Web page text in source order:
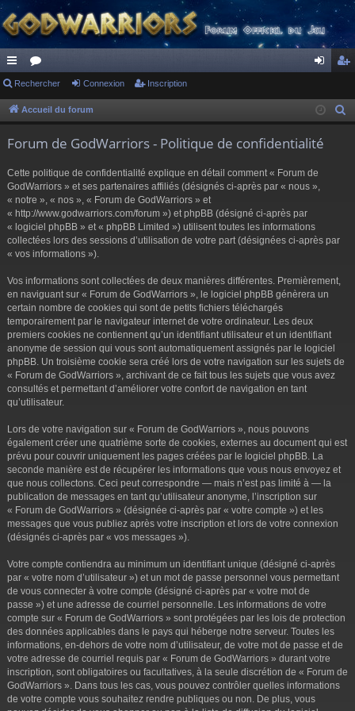
ac
co
s
or
u ne cri
Rechercher Connexion Inscription
Accueil du forum
Forum de GodWarriors - Politique de confidentialité
Cette politique de confidentialité explique en détail comment « Forum de
GodWarriors » et ses partenaires affiliés (désignés ci-après par « nous »,
« notre », « nos », « Forum de GodWarriors » et
« http://www.godwarriors.com/forum ») et phpBB (désigné ci-après par
« logiciel phpBB » et « phpBB Limited ») utilisent toutes les informations
collectées lors des sessions d’utilisation de votre part (désignées ci-après par
« vos informations »).
Vos informations sont collectées de deux manières différentes. Premièrement,
en naviguant sur « Forum de GodWarriors », le logiciel phpBB génèrera un
certain nombre de cookies qui sont de petits fichiers téléchargés
temporairement par le navigateur internet de votre ordinateur. Les deux
premiers cookies ne contiennent qu’un identifiant utilisateur et un identifiant
anonyme de session qui vous sont automatiquement assignés par le logiciel
phpBB. Un troisième cookie sera créé lors de votre navigation sur les sujets de
« Forum de GodWarriors », archivant de ce fait tous les sujets que vous avez
consultés et permettant d’améliorer votre confort de navigation en tant
qu’utilisateur.
Lors de votre navigation sur « Forum de GodWarriors », nous pouvons
également créer une quatrième sorte de cookies, externes au document qui est
prévu pour couvrir uniquement les pages créées par le logiciel phpBB. La
seconde manière est de récupérer les informations que vous nous envoyez et
que nous collectons. Ceci peut correspondre — mais n’est pas limité à — la
publication de messages en tant qu’utilisateur anonyme, l’inscription sur
« Forum de GodWarriors » (désignée ci-après par « votre compte ») et les
messages que vous publiez après votre inscription et lors de votre connexion
(désignés ci-après par « vos messages »).
Votre compte contiendra au minimum un identifiant unique (désigné ci-après
par « votre nom d’utilisateur ») et un mot de passe personnel vous permettant
de vous connecter à votre compte (désigné ci-après par « votre mot de
passe ») et une adresse de courriel personnelle. Les informations de votre
compte sur « Forum de GodWarriors » sont protégées par les lois de protection
des données applicables dans le pays qui héberge notre serveur. Toutes les
informations, en-dehors de votre nom d’utilisateur, de votre mot de passe et de
votre adresse de courriel requis par « Forum de GodWarriors » durant votre
inscription, sont obligatoires ou facultatives, à la seule discrétion de « Forum de
GodWarriors ». Dans tous les cas, vous pouvez contrôler quelles informations
de votre compte vous souhaitez rendre publiques ou non. De plus, vous